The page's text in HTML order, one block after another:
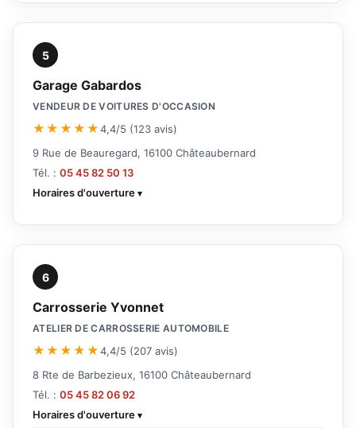
5
Garage Gabardos
VENDEUR DE VOITURES D'OCCASION
★★★★★4,4/5 (123 avis)
9 Rue de Beauregard, 16100 Châteaubernard
Tél. : 05 45 82 50 13
Horaires d'ouverture
6
Carrosserie Yvonnet
ATELIER DE CARROSSERIE AUTOMOBILE
★★★★★4,4/5 (207 avis)
8 Rte de Barbezieux, 16100 Châteaubernard
Tél. : 05 45 82 06 92
Horaires d'ouverture